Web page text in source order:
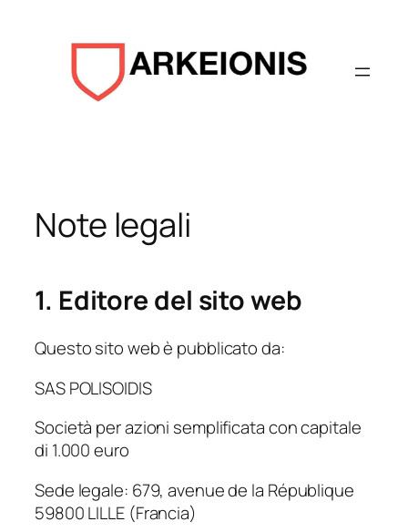
Note legali
1. Editore del sito web
Questo sito web è pubblicato da:
SAS POLISOIDIS
Società per azioni semplificata con capitale
di 1.000 euro
Sede legale: 679, avenue de la République
59800 LILLE (Francia)